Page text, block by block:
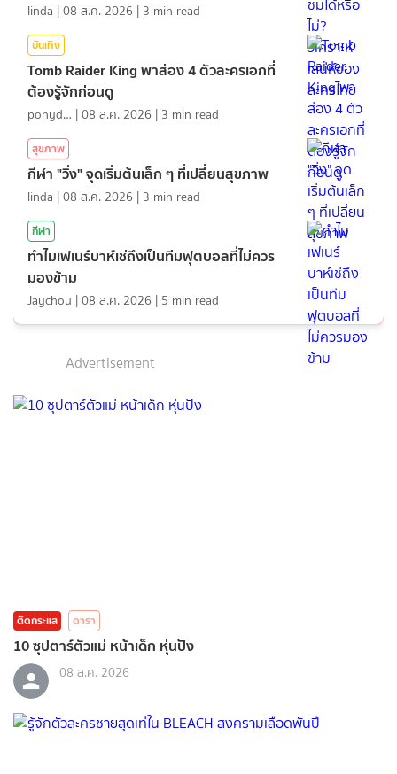
linda |08 ส.ค. 2026 | 3 min read
บันเทิง
Tomb Raider King พาส่อง 4 ตัวละครเอกที่
ต้องรู้จักก่อนดู
ponydiary |08 ส.ค. 2026 | 3 min read
สุขภาพ
กีฬา "วิ่ง" จุดเริ่มต้นเล็ก ๆ ที่เปลี่ยนสุขภาพ
linda |08 ส.ค. 2026 | 3 min read
กีฬา
ทำไมเฟเนร์บาห์เช่ถึงเป็นทีมฟุตบอลที่ไม่ควร
มองข้าม
Jaychou |08 ส.ค. 2026 | 5 min read
Advertisement
ติดกระแส ดารา
10 ซุปตาร์ตัวแม่ หน้าเด็ก หุ่นปัง
08 ส.ค. 2026